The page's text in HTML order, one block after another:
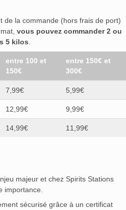
de la commande (hors frais de port)
vous pouvez commander 2 ou
5 kilos
entre 100 et
150€
entre 150€ et
300€
7,99€ 5,99€
12,99€ 9,99€
14,99€ 11,99€
majeur et chez Spirits Stations
importance.
sécurisé grâce à un certificat